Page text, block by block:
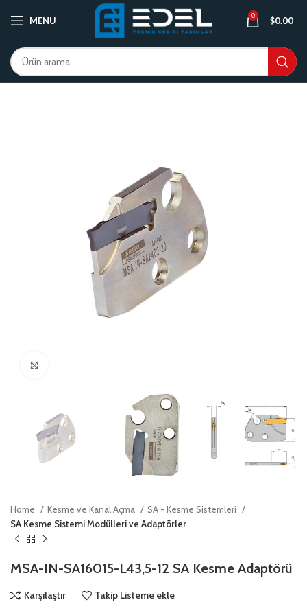
MENU 0 $0.00
Home Kesme ve Kanal Açma
SA - Kesme Sistemleri
SA Kesme Sistemi Modülleri ve Adaptörler
MSA-IN-SA16015-L43,5-12 SA Kesme Adaptörü
Karşılaştır Takip Listeme ekle